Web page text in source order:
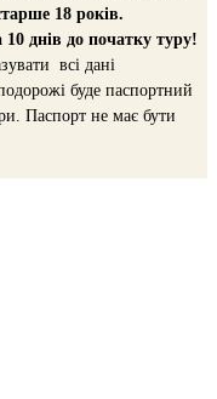
18 років.
днів до початку туру!
всі дані
буде паспортний
Паспорт не має бути